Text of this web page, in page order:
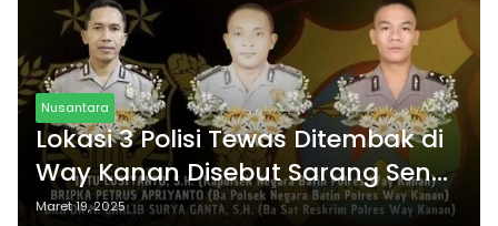
Nusantara
Lokasi 3 Polisi Tewas Ditembak di
Way Kanan Disebut Sarang Senpi
Rakitan
Maret 19, 2025